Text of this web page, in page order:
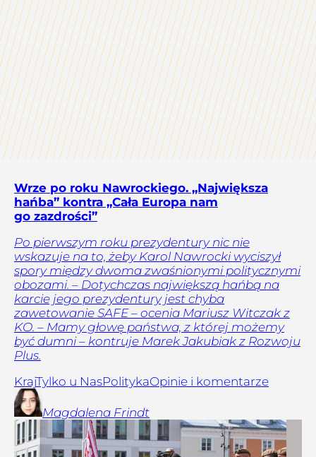
Wrze po roku Nawrockiego. „Największa
hańba” kontra „Cała Europa nam
go zazdrości”
Po pierwszym roku prezydentury nic nie
wskazuje na to, żeby Karol Nawrocki wyciszył
spory między dwoma zwaśnionymi politycznymi
obozami. – Dotychczas największą hańbą na
karcie jego prezydentury jest chyba
zawetowanie SAFE – ocenia Mariusz Witczak z
KO. – Mamy głowę państwa, z której możemy
być dumni – kontruje Marek Jakubiak z Rozwoju
Plus.
KrajTylko u NasPolitykaOpinie i komentarze
Magdalena Frindt